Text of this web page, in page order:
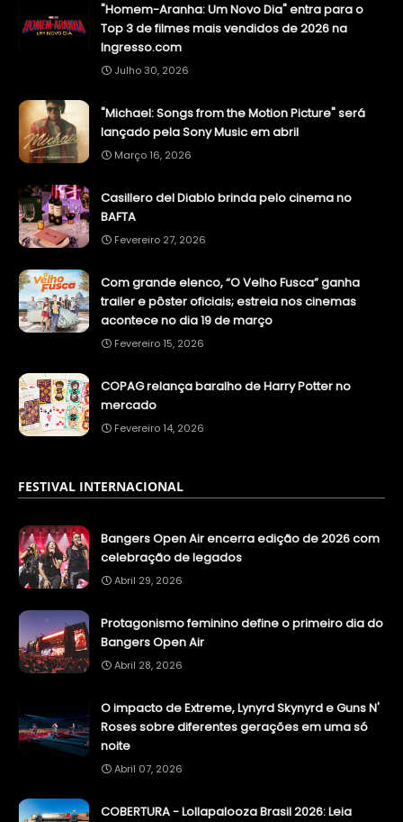
"Homem-Aranha: Um Novo Dia" entra para o
Top 3 de filmes mais vendidos de 2026 na
Ingresso.com
Julho 30, 2026
"Michael: Songs from the Motion Picture" será
lançado pela Sony Music em abril
Março 16, 2026
Casillero del Diablo brinda pelo cinema no
BAFTA
Fevereiro 27, 2026
Com grande elenco, “O Velho Fusca” ganha
trailer e pôster oficiais; estreia nos cinemas
acontece no dia 19 de março
Fevereiro 15, 2026
COPAG relança baralho de Harry Potter no
mercado
Fevereiro 14, 2026
FESTIVAL INTERNACIONAL
Bangers Open Air encerra edição de 2026 com
celebração de legados
Abril 29, 2026
Protagonismo feminino define o primeiro dia do
Bangers Open Air
Abril 28, 2026
O impacto de Extreme, Lynyrd Skynyrd e Guns N'
Roses sobre diferentes gerações em uma só
noite
Abril 07, 2026
COBERTURA - Lollapalooza Brasil 2026: Leia